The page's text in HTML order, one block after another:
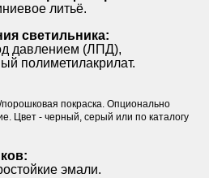
литьё.
светильника:
давлением (ЛПД),
полиметилакрилат.
покраска. Опционально
Цвет - черный, серый или по каталогу
эмали.